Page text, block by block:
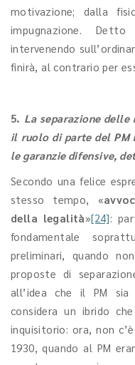
motivazione; dalla
impugnazione.
intervenendo
finirà, al contrario per
5. La separazione
il ruolo di parte del PM
le garanzie difensive,
Secondo una felice
stesso tempo, «
della legalità»[24]:
fondamentale
preliminari, quando
proposte di
all’idea che il PM
considera un ibrido
inquisitorio: ora, non
1930, quando al PM